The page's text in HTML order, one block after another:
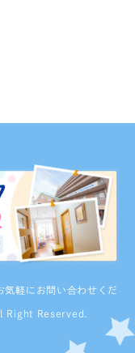
気軽にお問い合わせくだ
Right Reserved.